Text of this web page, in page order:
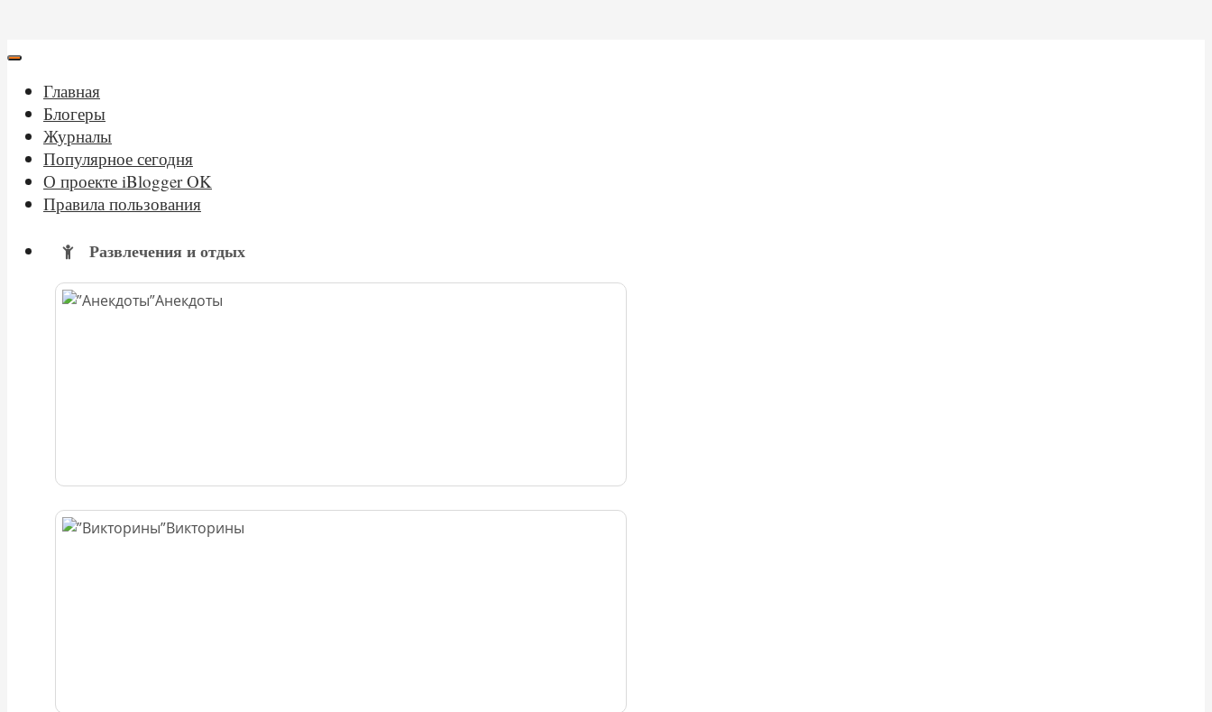
Главная
Блогеры
Журналы
Популярное сегодня
О проекте iBlogger OK
Правила пользования
Развлечения и отдых
Анекдоты
Викторины